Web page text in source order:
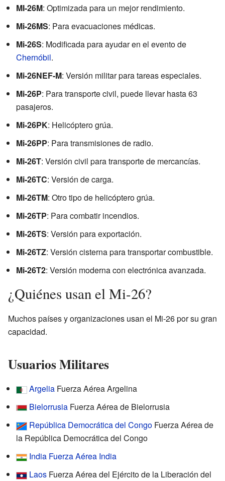
MI-26M: Optimizada para un mejor rendimiento.
Mi-26MS: Para evacuaciones médicas.
Mi-26S: Modificada para ayudar en el evento de
Chernóbil.
Mi-26NEF-M: Versión militar para tareas especiales.
Mi-26P: Para transporte civil, puede llevar hasta 63
pasajeros.
Mi-26PK: Helicóptero grúa.
Mi-26PP: Para transmisiones de radio.
Mi-26T: Versión civil para transporte de mercancías.
Mi-26TC: Versión de carga.
Mi-26TM: Otro tipo de helicóptero grúa.
Mi-26TP: Para combatir incendios.
Mi-26TS: Versión para exportación.
Mi-26TZ: Versión cisterna para transportar combustible.
Mi-26T2: Versión moderna con electrónica avanzada.
¿Quiénes usan el Mi-26?
Muchos países y organizaciones usan el Mi-26 por su gran
capacidad.
Usuarios Militares
Argelia Fuerza Aérea Argelina
Bielorrusia Fuerza Aérea de Bielorrusia
República Democrática del Congo Fuerza Aérea de
la República Democrática del Congo
India Fuerza Aérea India
Laos Fuerza Aérea del Ejército de la Liberación del